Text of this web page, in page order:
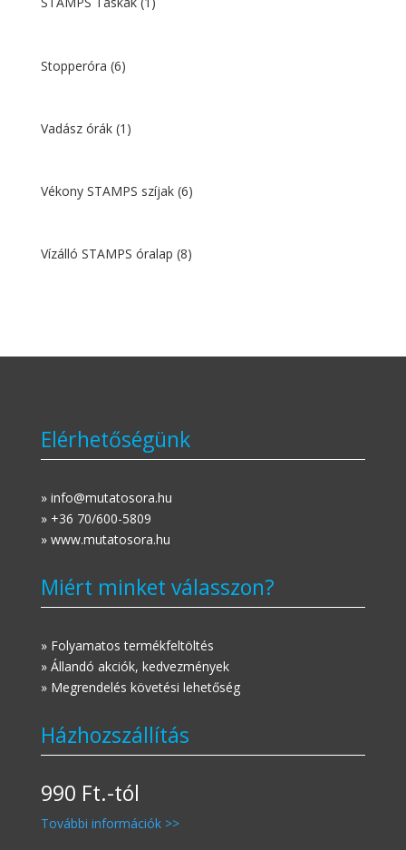
Stopperóra (6)
Vadász órák (1)
Vékony STAMPS szíjak (6)
Vízálló STAMPS óralap (8)
Elérhetőségünk
» info@mutatosora.hu
» +36 70/600-5809
» www.mutatosora.hu
Miért minket válasszon?
» Folyamatos termékfeltöltés
» Állandó akciók, kedvezmények
» Megrendelés követési lehetőség
Házhozszállítás
990 Ft.-tól
További információk >>